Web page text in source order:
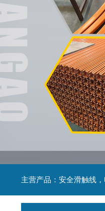
主营产品：安全滑触线